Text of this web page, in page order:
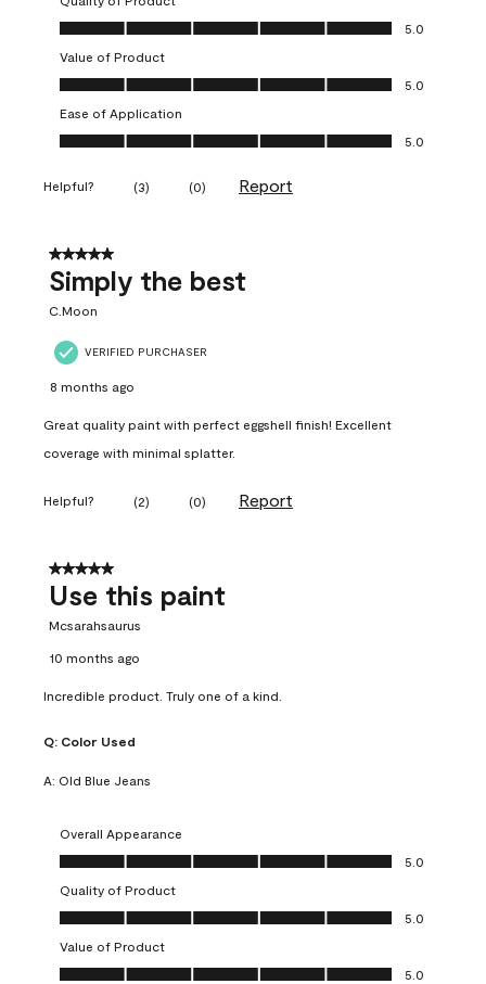
Quality of Product, 5.0 out of 5
5.0
Value of Product
Value of Product, 5.0 out of 5
5.0
Ease of Application
Ease of Application, 5.0 out of 5
5.0
Helpful? (3) (0) Report
5 out of 5 stars.
Simply the best
C.Moon
VERIFIED PURCHASER
8 months ago
Great quality paint with perfect eggshell finish! Excellent
coverage with minimal splatter.
Helpful? (2) (0) Report
5 out of 5 stars.
Use this paint
Mcsarahsaurus
10 months ago
Incredible product. Truly one of a kind.
Q: Color Used
A: Old Blue Jeans
Overall Appearance
Overall Appearance, 5.0 out of 5
5.0
Quality of Product
Quality of Product, 5.0 out of 5
5.0
Value of Product
Value of Product, 5.0 out of 5
5.0